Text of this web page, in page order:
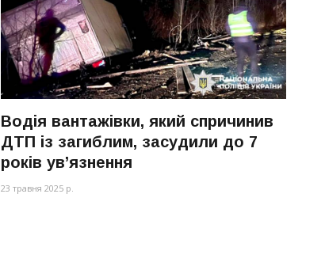
Водія вантажівки, який спричинив
ДТП із загиблим, засудили до 7
років ув’язнення
23 травня 2025 р.